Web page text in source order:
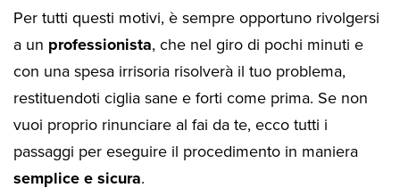
Per tutti questi motivi, è sempre opportuno rivolgersi
a un professionista, che nel giro di pochi minuti e
con una spesa irrisoria risolverà il tuo problema,
restituendoti ciglia sane e forti come prima. Se non
vuoi proprio rinunciare al fai da te, ecco tutti i
passaggi per eseguire il procedimento in maniera
semplice e sicura.